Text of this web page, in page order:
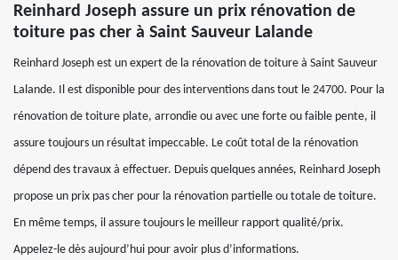
Reinhard Joseph assure un prix rénovation de
toiture pas cher à Saint Sauveur Lalande
Reinhard Joseph est un expert de la rénovation de toiture à Saint Sauveur
Lalande. Il est disponible pour des interventions dans tout le 24700. Pour la
rénovation de toiture plate, arrondie ou avec une forte ou faible pente, il
assure toujours un résultat impeccable. Le coût total de la rénovation
dépend des travaux à effectuer. Depuis quelques années, Reinhard Joseph
propose un prix pas cher pour la rénovation partielle ou totale de toiture.
En même temps, il assure toujours le meilleur rapport qualité/prix.
Appelez-le dès aujourd’hui pour avoir plus d’informations.